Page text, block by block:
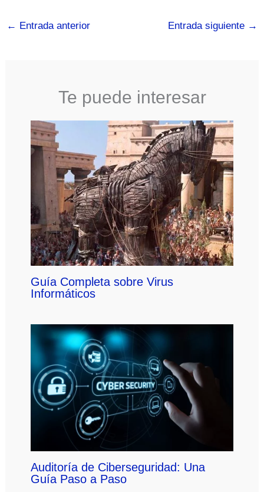
← Entrada anterior Entrada siguiente →
Te puede interesar
Guía Completa sobre Virus
Informáticos
Auditoría de Ciberseguridad: Una
Guía Paso a Paso